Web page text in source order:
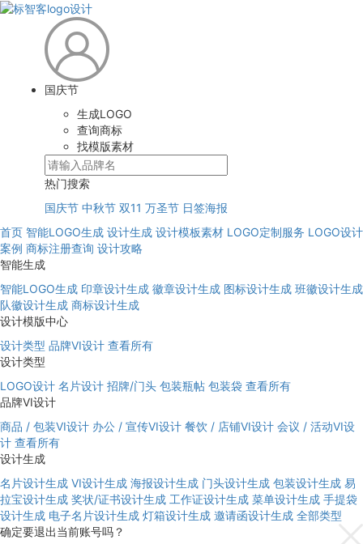
国庆节
生成LOGO
查询商标
找模版素材
热门搜索
国庆节 中秋节 双11 万圣节 日签海报
首页 智能LOGO生成 设计生成 设计模板素材 LOGO定制服务 LOGO设计
案例 商标注册查询 设计攻略
智能生成
智能LOGO生成 印章设计生成 徽章设计生成 图标设计生成 班徽设计生成
队徽设计生成 商标设计生成
设计模版中心
设计类型 品牌VI设计 查看所有
设计类型
LOGO设计 名片设计 招牌/门头 包装瓶帖 包装袋 查看所有
品牌VI设计
商品 / 包装VI设计 办公 / 宣传VI设计 餐饮 / 店铺VI设计 会议 / 活动VI设
计 查看所有
设计生成
名片设计生成 VI设计生成 海报设计生成 门头设计生成 包装设计生成 易
拉宝设计生成 奖状/证书设计生成 工作证设计生成 菜单设计生成 手提袋
设计生成 电子名片设计生成 灯箱设计生成 邀请函设计生成 全部类型
确定要退出当前账号吗？